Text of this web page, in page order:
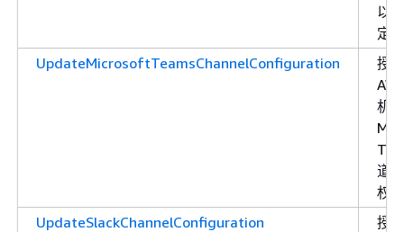
以
定
UpdateMicrosoftTeamsChannelConfiguration
授
机
道
权
UpdateSlackChannelConfiguration
授